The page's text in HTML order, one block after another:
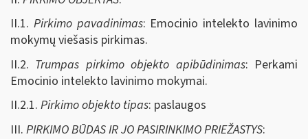
II.1. Pirkimo pavadinimas: Emocinio intelekto lavinimo
mokymų viešasis pirkimas.
II.2. Trumpas pirkimo objekto apibūdinimas: Perkami
Emocinio intelekto lavinimo mokymai.
II.2.1. Pirkimo objekto tipas: paslaugos
III. PIRKIMO BŪDAS IR JO PASIRINKIMO PRIEŽASTYS: